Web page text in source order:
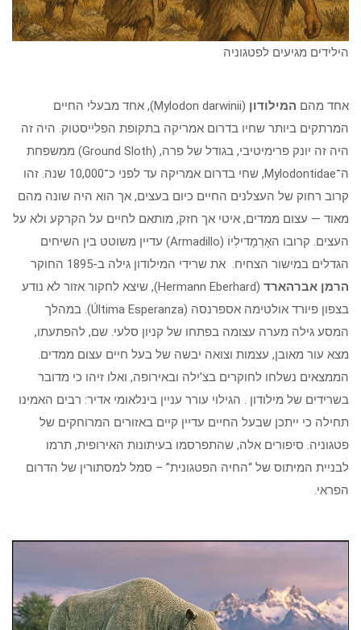
הילידים מגיעים לפטגוניה
אחד מהם המילודון
(Mylodon darwinii), אחד מבעלי החיים
המרתקים ביותר שחיו בדרום אמריקה בתקופת הפלייסטוק. היה זה
היה זה יונק פרימיטיבי, בגודל של פרה, (Ground Sloth) ממשפחת
ה־Mylodontidae, שחי בדרום אמריקה עד לפני כ־10,000 שנה. זהו
קרוב רחוק של העצלנים החיים כיום בעצים, אך הוא היה שונה מהם
מאוד — עצום ממדים, איטי אך חזק, מותאם לחיים על הקרקע ולא על
העצים. קרובו האָרְמָדילְיוֹ (Armadillo) עדיין משוטט בין השיחים
הגדלים במישור הצחיח. את שרידי המילודון גילה ב-1895 החוקר
הרמן אברהארד
(Hermann Eberhard), שיצא לחקור אזור לא נודע
בצפון פיורד אולטימה אספרנסה (Última Esperanza). במהלך
המסע גילה מערה עצומה בפתחו של קניון סלעי. שם, להפתעתו,
מצא עור מאובן, עצמות וצואה יבשה של בעל חיים עצום ממדים.
הממצאים נשלחו לחוקרים בצ’ילה ובאירופה, ואלו זיהו כי מדובר
בשרידים של מילודון . הגילוי עורר עניין בינלאומי אדיר: רבים האמינו
תחילה כי ייתכן שבעל החיים עדיין קיים באזורים המרוחקים של
פטגוניה. סיפורים אלה, שהתפרסמו בעיתונות האירופית, תרמו
לבניית המיתוס של “החיה הפטגונית” – סמל למסתורין של הדרום
הפראי.